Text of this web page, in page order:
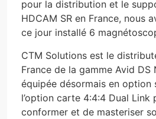
pour la distribution et le
HDCAM SR en France, nous
ce jour installé 6
CTM Solutions est le
France de la gamme Avid DS
équipée désormais en option
l’option carte 4:4:4 Dual Link
conformer et de masteriser